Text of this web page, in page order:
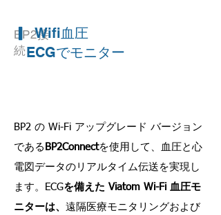
BP2接
続
BP2 の Wi-Fi アップグレード バージョン
である BP2Connectを使用して、血圧と心
電図データのリアルタイム伝送を実現し
ます。ECGを備えた Viatom Wi-Fi 血圧モ
ニターは、 遠隔医療モニタリングおよび
▎ Wifi血圧
ECGでモニター